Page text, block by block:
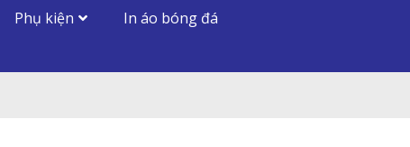
Phụ kiện
In áo bóng đá